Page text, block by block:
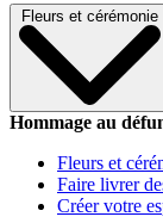
Fleurs et cérémonie
Hommage au
Fleurs et
Faire livrer
Créer votre